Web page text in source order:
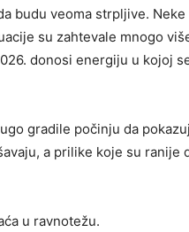
budu veoma strpljive.
su zahtevale mnogo
donosi energiju u kojoj
gradile počinju da
a prilike koje su ranije
u ravnotežu.